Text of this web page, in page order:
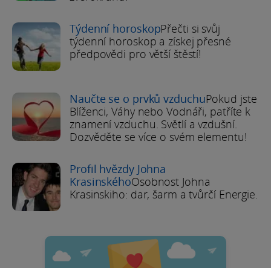
Týdenní horoskopPřečti si svůj
týdenní horoskop a získej přesné
předpovědi pro větší štěstí!
Naučte se o prvků vzduchuPokud jste
Blíženci, Váhy nebo Vodnáři, patříte k
znamení vzduchu. Světlí a vzdušní.
Dozvěděte se více o svém elementu!
Profil hvězdy Johna
KrasinskéhoOsobnost Johna
Krasinskiho: dar, šarm a tvůrčí Energie.